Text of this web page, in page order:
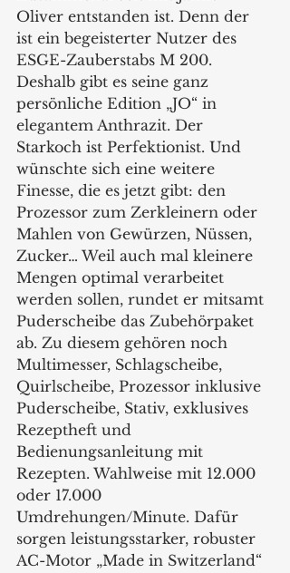
Oliver entstanden ist. Denn der
ist ein begeisterter Nutzer des
ESGE-Zauberstabs M 200.
Deshalb gibt es seine ganz
persönliche Edition „JO“ in
elegantem Anthrazit. Der
Starkoch ist Perfektionist. Und
wünschte sich eine weitere
Finesse, die es jetzt gibt: den
Prozessor zum Zerkleinern oder
Mahlen von Gewürzen, Nüssen,
Zucker… Weil auch mal kleinere
Mengen optimal verarbeitet
werden sollen, rundet er mitsamt
Puderscheibe das Zubehörpaket
ab. Zu diesem gehören noch
Multimesser, Schlagscheibe,
Quirlscheibe, Prozessor inklusive
Puderscheibe, Stativ, exklusives
Rezeptheft und
Bedienungsanleitung mit
Rezepten. Wahlweise mit 12.000
oder 17.000
Umdrehungen/Minute. Dafür
sorgen leistungsstarker, robuster
AC-Motor „Made in Switzerland“